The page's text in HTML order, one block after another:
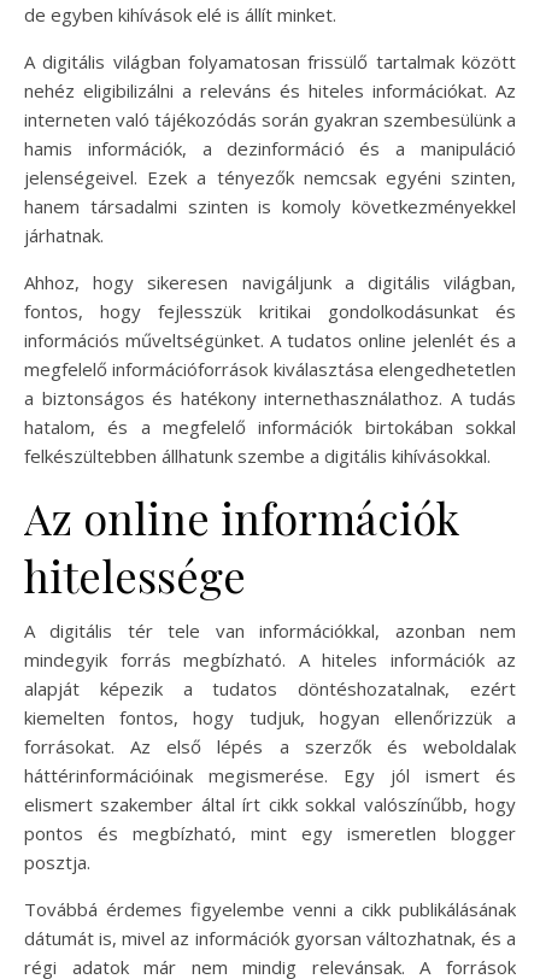
de egyben kihívások elé is állít minket.
A digitális világban folyamatosan frissülő tartalmak között
nehéz eligibilizálni a releváns és hiteles információkat. Az
interneten való tájékozódás során gyakran szembesülünk a
hamis információk, a dezinformáció és a manipuláció
jelenségeivel. Ezek a tényezők nemcsak egyéni szinten,
hanem társadalmi szinten is komoly következményekkel
járhatnak.
Ahhoz, hogy sikeresen navigáljunk a digitális világban,
fontos, hogy fejlesszük kritikai gondolkodásunkat és
információs műveltségünket. A tudatos online jelenlét és a
megfelelő információforrások kiválasztása elengedhetetlen
a biztonságos és hatékony internethasználathoz. A tudás
hatalom, és a megfelelő információk birtokában sokkal
felkészültebben állhatunk szembe a digitális kihívásokkal.
Az online információk
hitelessége
A digitális tér tele van információkkal, azonban nem
mindegyik forrás megbízható. A hiteles információk az
alapját képezik a tudatos döntéshozatalnak, ezért
kiemelten fontos, hogy tudjuk, hogyan ellenőrizzük a
forrásokat. Az első lépés a szerzők és weboldalak
háttérinformációinak megismerése. Egy jól ismert és
elismert szakember által írt cikk sokkal valószínűbb, hogy
pontos és megbízható, mint egy ismeretlen blogger
posztja.
Továbbá érdemes figyelembe venni a cikk publikálásának
dátumát is, mivel az információk gyorsan változhatnak, és a
régi adatok már nem mindig relevánsak. A források